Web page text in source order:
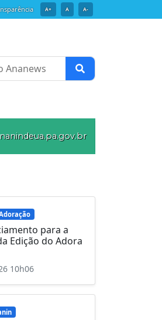
A+ A A-
para a
Edição do Adora
10h06